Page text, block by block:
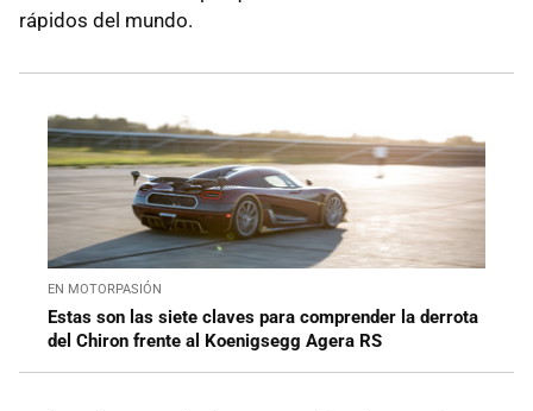
rápidos del mundo.
EN MOTORPASIÓN
Estas son las siete claves para comprender la derrota
del Chiron frente al Koenigsegg Agera RS